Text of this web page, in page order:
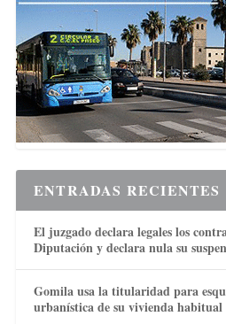
ENTRADAS RECIENTES
El juzgado declara legales los
Diputación y declara nula su
Gomila usa la titularidad para
urbanística de su vivienda habitual